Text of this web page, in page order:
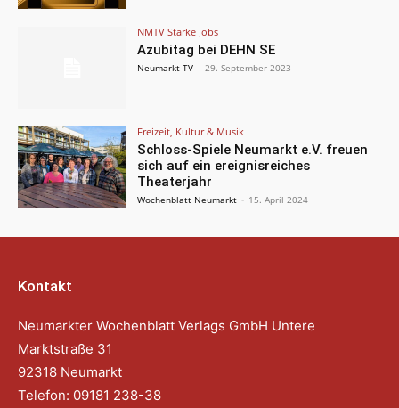
NMTV Starke Jobs
Azubitag bei DEHN SE
Neumarkt TV - 29. September 2023
Freizeit, Kultur & Musik
Schloss-Spiele Neumarkt e.V. freuen
sich auf ein ereignisreiches
Theaterjahr
Wochenblatt Neumarkt - 15. April 2024
Kontakt
Neumarkter Wochenblatt Verlags GmbH Untere
Marktstraße 31
92318 Neumarkt
Telefon: 09181 238-38